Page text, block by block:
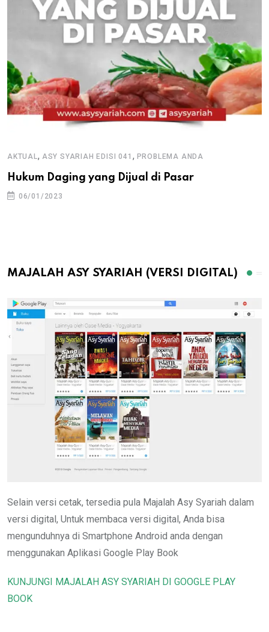
AKTUAL, ASY SYARIAH EDISI 041 , PROBLEMA ANDA
Hukum Daging yang Dijual di Pasar
06/01/2023
MAJALAH ASY SYARIAH (VERSI DIGITAL)
Selain versi cetak, tersedia pula Majalah Asy Syariah dalam
versi digital, Untuk membaca versi digital, Anda bisa
mengunduhnya di Smartphone Android anda dengan
menggunakan Aplikasi Google Play Book
KUNJUNGI MAJALAH ASY SYARIAH DI GOOGLE PLAY
BOOK